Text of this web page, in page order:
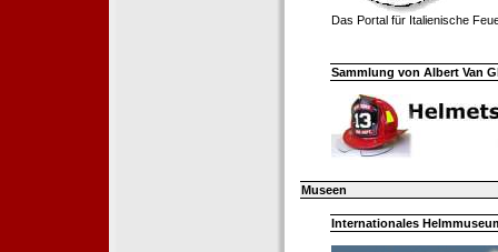
Das Portal für Italienische
Sammlung von Albert Van
Museen
Internationales